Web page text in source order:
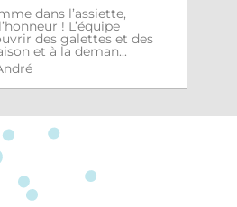
dans l’assiette,
! L’équipe
des galettes et des
et à la deman...